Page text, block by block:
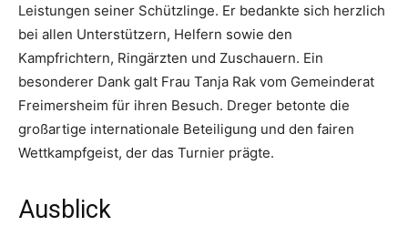
Leistungen seiner Schützlinge. Er bedankte sich herzlich
bei allen Unterstützern, Helfern sowie den
Kampfrichtern, Ringärzten und Zuschauern. Ein
besonderer Dank galt Frau Tanja Rak vom Gemeinderat
Freimersheim für ihren Besuch. Dreger betonte die
großartige internationale Beteiligung und den fairen
Wettkampfgeist, der das Turnier prägte.
Ausblick